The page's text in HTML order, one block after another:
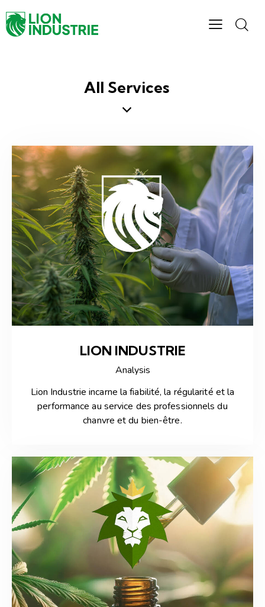
All Services
LION INDUSTRIE
Analysis
Lion Industrie incarne la fiabilité, la régularité et la
performance au service des professionnels du
chanvre et du bien-être.